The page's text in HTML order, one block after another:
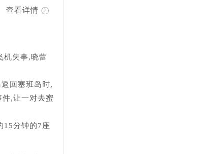
查看详情
机失事,晓蕾
回塞班岛时,
,让一对去蜜
15分钟的7座